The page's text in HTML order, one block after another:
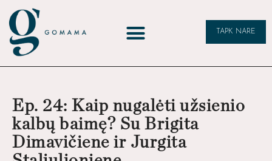
TAPK NARE
Ep. 24: Kaip nugalėti užsienio
kalbų baimę? Su Brigita
Dimavičiene ir Jurgita